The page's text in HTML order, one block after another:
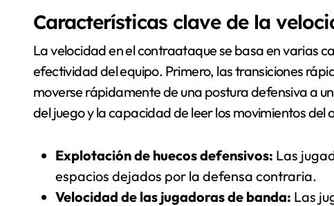
Características clave de la
La velocidad en el contraataque se basa en varias
efectividad del equipo. Primero, las transiciones
moverse rápidamente de una postura defensiva a
del juego y la capacidad de leer los movimientos del
Explotación de huecos defensivos: Las
espacios dejados por la defensa contraria.
Velocidad de las jugadoras de banda: Las